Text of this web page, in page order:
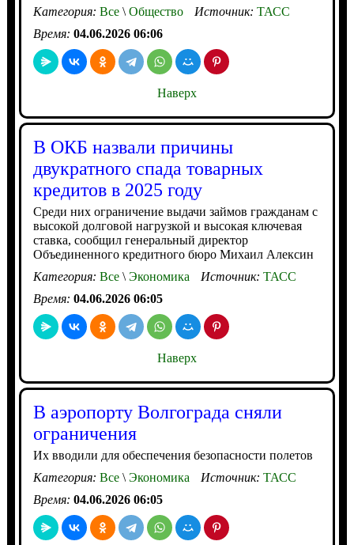
Категория: Все\Общество Источник: ТАСС
Время: 04.06.2026 06:06
Наверх
В ОКБ назвали причины
двукратного спада товарных
кредитов в 2025 году
Среди них ограничение выдачи займов гражданам с
высокой долговой нагрузкой и высокая ключевая
ставка, сообщил генеральный директор
Объединенного кредитного бюро Михаил Алексин
Категория: Все\Экономика Источник: ТАСС
Время: 04.06.2026 06:05
Наверх
В аэропорту Волгограда сняли
ограничения
Их вводили для обеспечения безопасности полетов
Категория: Все\Экономика Источник: ТАСС
Время: 04.06.2026 06:05